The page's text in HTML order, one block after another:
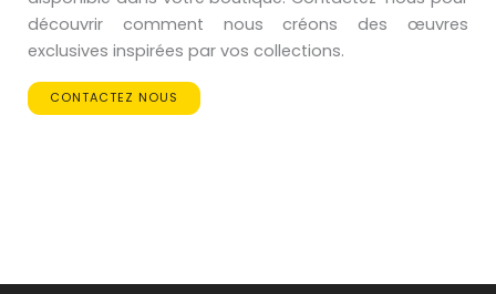
découvrir comment nous créons des œuvres
exclusives inspirées par vos collections.
CONTACTEZ NOUS